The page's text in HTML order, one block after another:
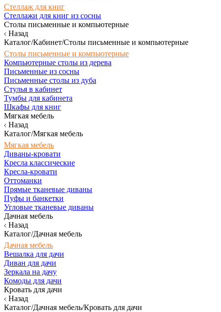
Стеллаж для книг
Стеллажи для книг из сосны
Столы письменные и компьютерные
Назад
Каталог/Кабинет/Столы письменные и компьютерные
Столы письменные и компьютерные
Компьютерные столы из дерева
Письменные из сосны
Письменные столы из дуба
Стулья в кабинет
Тумбы для кабинета
Шкафы для книг
Мягкая мебель
Назад
Каталог/Мягкая мебель
Мягкая мебель
Диваны-кровати
Кресла классические
Кресла-кровати
Оттоманки
Прямые тканевые диваны
Пуфы и банкетки
Угловые тканевые диваны
Дачная мебель
Назад
Каталог/Дачная мебель
Дачная мебель
Вешалка для дачи
Диван для дачи
Зеркала на дачу
Комоды для дачи
Кровать для дачи
Назад
Каталог/Дачная мебель/Кровать для дачи